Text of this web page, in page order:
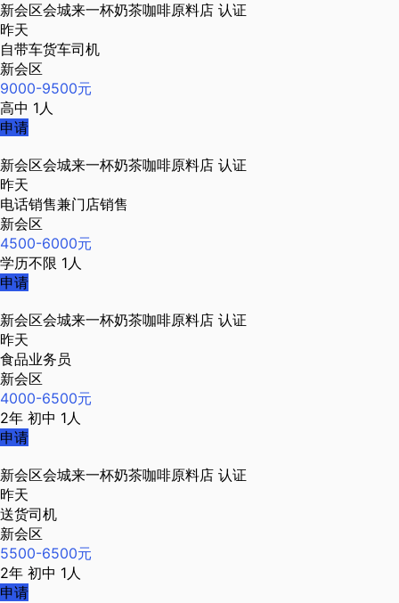
新会区会城来一杯奶茶咖啡原料店 认证
昨天
自带车货车司机
新会区
9000-9500元
高中 1人
申请
新会区会城来一杯奶茶咖啡原料店 认证
昨天
电话销售兼门店销售
新会区
4500-6000元
学历不限 1人
申请
新会区会城来一杯奶茶咖啡原料店 认证
昨天
食品业务员
新会区
4000-6500元
2年 初中 1人
申请
新会区会城来一杯奶茶咖啡原料店 认证
昨天
送货司机
新会区
5500-6500元
2年 初中 1人
申请